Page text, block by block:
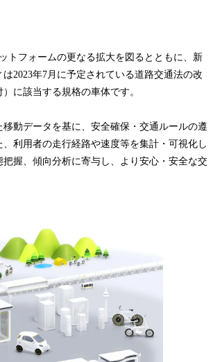
トフォームの更なる拡大を図るとともに、新
2023年7月に予定されている道路交通法の改
に該当する規格の車体です。
動データを基に、安全確保・交通ルールの遵
利用者の走行経路や速度等を集計・可視化し
握、傾向分析に寄与し、より安心・安全な交